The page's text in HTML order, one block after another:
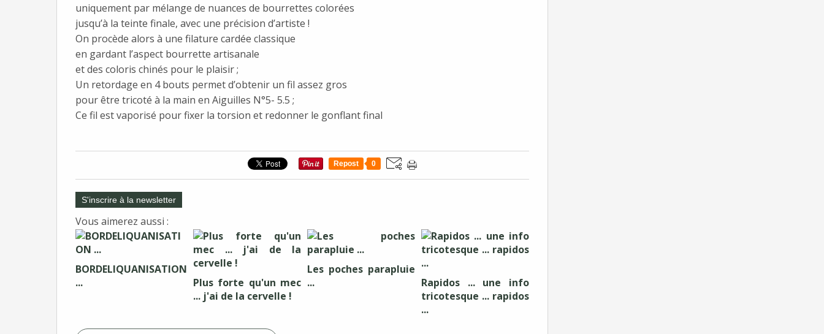
uniquement par mélange de nuances de bourrettes colorées
jusqu’à la teinte finale, avec une précision d’artiste !
On procède alors à une filature cardée classique
en gardant l’aspect bourrette artisanale
et des coloris chinés pour le plaisir ;
Un retordage en 4 bouts permet d’obtenir un fil assez gros
pour être tricoté à la main en Aiguilles N°5- 5.5 ;
Ce fil est vaporisé pour fixer la torsion et redonner le gonflant final
Repost 0
S'inscrire à la newsletter
Vous aimerez aussi :
BORDELIQUANISATION
...
Plus forte qu'un mec
... j'ai de la cervelle !
Les poches parapluie
...
Rapidos ... une info
tricotesque ... rapidos
...